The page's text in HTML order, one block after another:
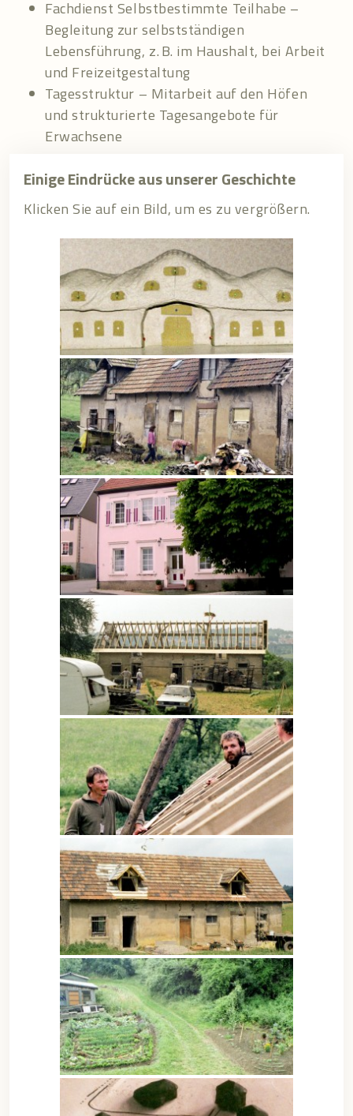
Fachdienst Selbstbestimmte Teilhabe –
Begleitung zur selbstständigen
Lebensführung, z. B. im Haushalt, bei Arbeit
und Freizeitgestaltung
Tagesstruktur – Mitarbeit auf den Höfen
und strukturierte Tagesangebote für
Erwachsene
Einige Eindrücke aus unserer Geschichte
Klicken Sie auf ein Bild, um es zu vergrößern.